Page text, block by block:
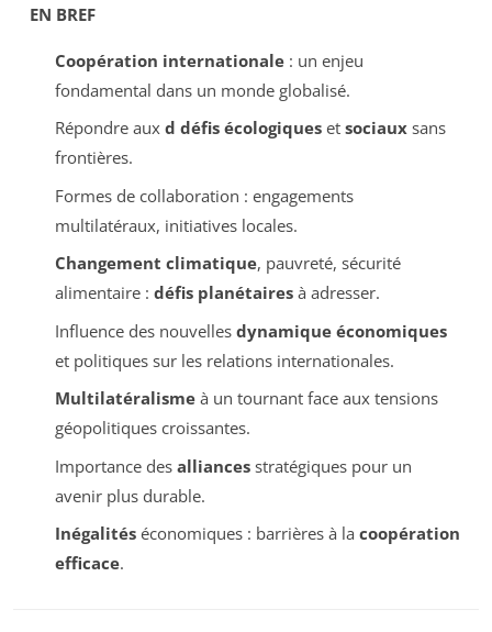
EN BREF
Coopération internationale: un enjeu
fondamental dans un monde globalisé.
Répondre aux d défis écologiqueset sociauxsans
frontières.
Formes de collaboration : engagements
multilatéraux, initiatives locales.
Changement climatique, pauvreté, sécurité
alimentaire : défis planétairesà adresser.
Influence des nouvelles dynamique économiques
et politiques sur les relations internationales.
Multilatéralismeà un tournant face aux tensions
géopolitiques croissantes.
Importance des alliancesstratégiques pour un
avenir plus durable.
Inégalitéséconomiques : barrières à la coopération
efficace.